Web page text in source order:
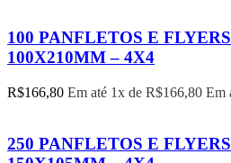
100 PANFLETOS E
100X210MM – 4X4
R$166,80 Em até 1x de R$166,80 Em
250 PANFLETOS E